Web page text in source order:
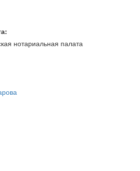
нотариальная палата